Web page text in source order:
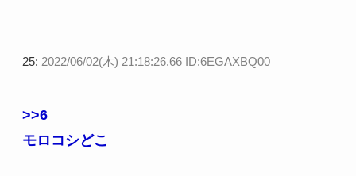
25: 2022/06/02(木) 21:18:26.66 ID:6EGAXBQ00
>>6
モロコシどこ